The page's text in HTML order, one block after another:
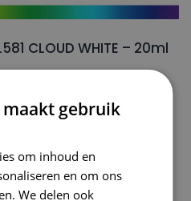
CLOUD WHITE – 20ml
maakt gebruik
om inhoud en
en om ons
We delen ook